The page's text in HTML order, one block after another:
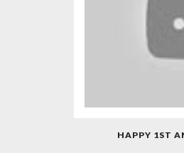
HAPPY 1ST